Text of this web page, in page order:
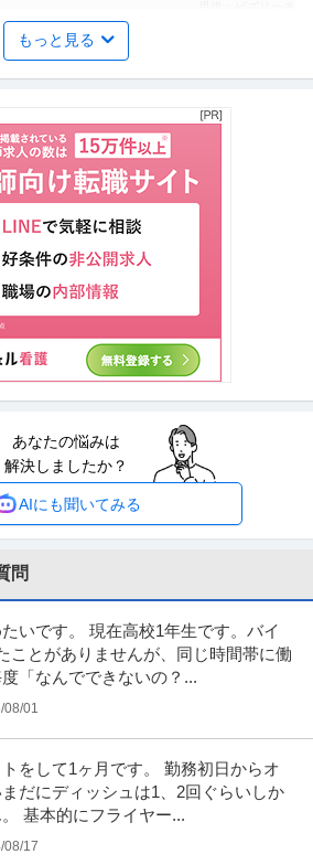
プンポジション：管理（事務）大規模な
短や在宅勤務など／安定して働き続け
計） 【業種】メーカー＞素材 ※会員属性などに
…続きを見る
チン営業「東証スタンダード上場／フー
ート」
種】メーカー＞その他 ※会員属性などに応じ、
…続きを見る
ステムキッチンやインテリア商材の設計
…続きを見る
「設計」壁面収納・造作家具の設計／オ
ー／福祉充実・年間休日120日
自社サービス U・IターンOK
アデザイナー 【業種】建設＞内装・リフォー
…続きを見る
提供：ビズリーチ
DELISH KITCHEN
もっと見る
あなたの悩みは
解決しましたか？
AIにも聞いてみる
問
いです。 現在高校1年生です。バイ
ことがありませんが、同じ時間帯に働
「なんでできないの？...
08/01
をして1ヶ月です。 勤務初日からオ
だにディッシュは1、2回ぐらいしか
基本的にフライヤー...
08/17